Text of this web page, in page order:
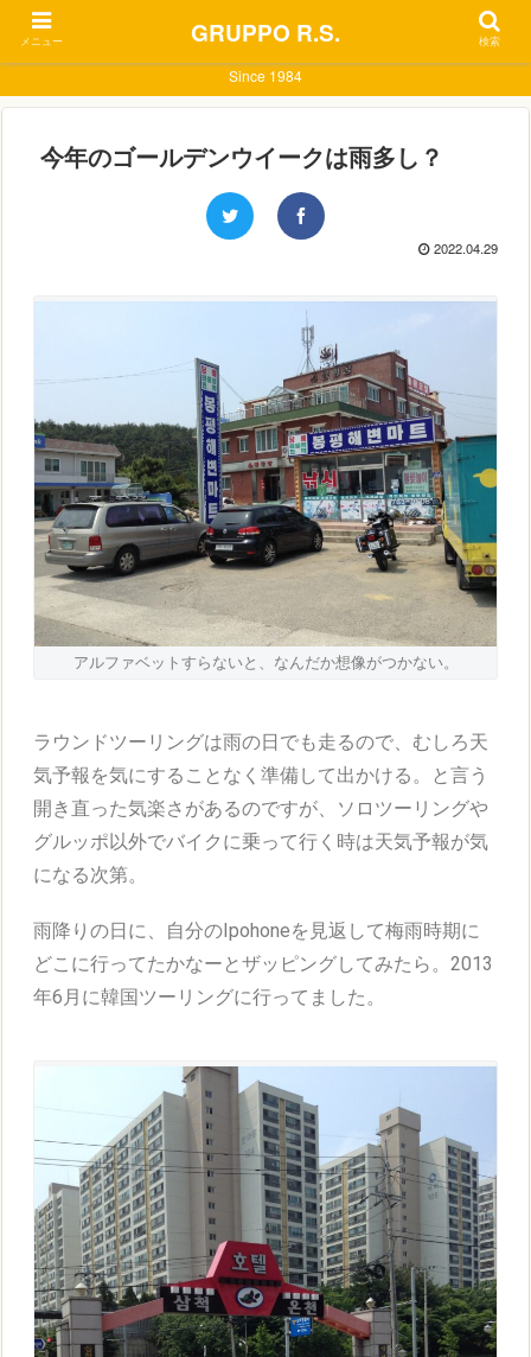
Since 1984
今年のゴールデンウイークは雨多し？
2022.04.29
アルファベットすらないと、なんだか想像がつかない。
ラウンドツーリングは雨の日でも走るので、むしろ天
気予報を気にすることなく準備して出かける。と言う
開き直った気楽さがあるのですが、ソロツーリングや
グルッポ以外でバイクに乗って行く時は天気予報が気
になる次第。
雨降りの日に、自分のIpohoneを見返して梅雨時期に
どこに行ってたかなーとザッピングしてみたら。2013
年6月に韓国ツーリングに行ってました。
メニュー GRUPPO R.S. 検索